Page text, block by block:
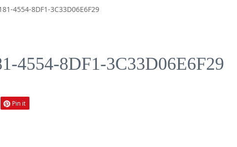
4554-8DF1-3C33D06E6F29
4554-8DF1-3C33D06E6F29
Pin it